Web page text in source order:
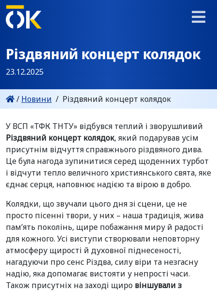
Різдвяний концерт колядок
23.12.2025
/ Новини / Різдвяний концерт колядок
У ВСП «ТФК ТНТУ» відбувся теплий і зворушливий
Різдвяний концерт колядок, який подарував усім
присутнім відчуття справжнього різдвяного дива.
Це була нагода зупинитися серед щоденних турбот
і відчути тепло величного християнського свята, яке
єднає серця, наповнює надією та вірою в добро.
Колядки, що звучали цього дня зі сцени, це не
просто пісенні твори, у них – наша традиція, жива
пам’ять поколінь, щире побажання миру й радості
для кожного. Усі виступи створювали неповторну
атмосферу щирості й духовної піднесеності,
нагадуючи про сенс Різдва, силу віри та незгасну
надію, яка допомагає вистояти у непрості часи.
Також присутніх на заході щиро віншували з